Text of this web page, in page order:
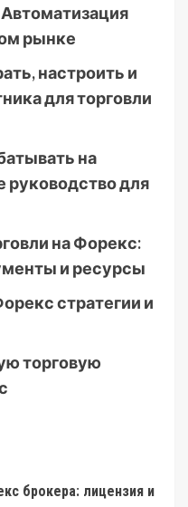
рынке
настроить и
для торговли
на
руководство для
на Форекс:
и ресурсы
стратегии и
торговую
брокера: лицензия и